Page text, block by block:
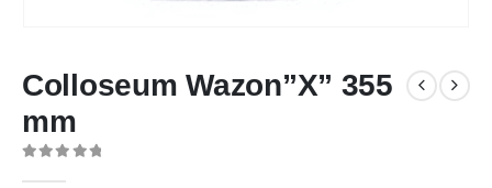
Colloseum Wazon”X” 355
mm